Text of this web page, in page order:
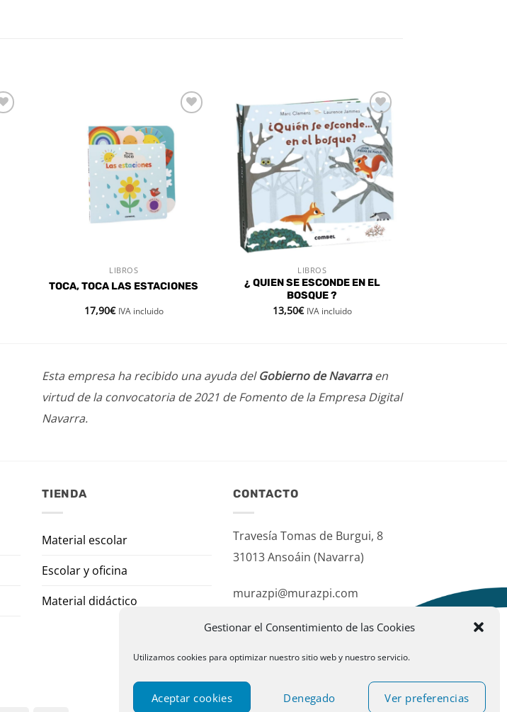
Gestionar el Consentimiento de las Cookies
Utilizamos cookies para optimizar nuestro sitio web y nuestro servicio.
Aceptar cookies Denegado Ver preferencias
deseos
VISTA RÁPIDA
LIBROS
TOCA, TOCA LAS ESTACIONES
17,90€ IVA incluido
Añadir
a la
lista de
deseos
VISTA RÁPIDA
LIBROS
¿ QUIEN SE ESCONDE EN EL
BOSQUE ?
13,50€ IVA incluido
Esta empresa ha recibido una ayuda delGobierno de Navarraen
virtud de la convocatoria de 2021 de Fomento de la Empresa Digital
Navarra.
TIENDA
Material escolar
Escolar y oficina
Material didáctico
CONTACTO
Travesía Tomas de Burgui, 8
31013 Ansoáin (Navarra)
murazpi@murazpi.com